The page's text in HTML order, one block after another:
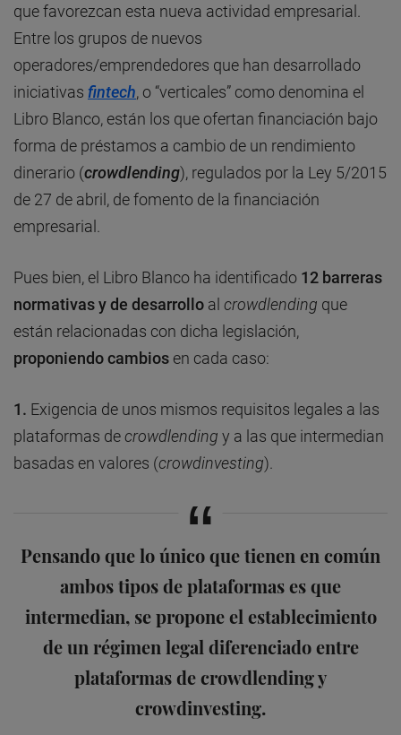
que favorezcan esta nueva actividad empresarial.
Entre los grupos de nuevos
operadores/emprendedores que han desarrollado
iniciativas fintech, o “verticales” como denomina el
Libro Blanco, están los que ofertan financiación bajo
forma de préstamos a cambio de un rendimiento
dinerario (crowdlending), regulados por la Ley 5/2015
de 27 de abril, de fomento de la financiación
empresarial.
Pues bien, el Libro Blanco ha identificado 12 barreras
normativas y de desarrollo al crowdlending que
están relacionadas con dicha legislación,
proponiendo cambios en cada caso:
1. Exigencia de unos mismos requisitos legales a las
plataformas decrowdlending y a las que intermedian
basadas en valores (crowdinvesting).
Pensando que lo único que tienen en común
ambos tipos de plataformas es que
intermedian, se propone el establecimiento
de un régimen legal diferenciado entre
plataformas de crowdlending y
crowdinvesting.